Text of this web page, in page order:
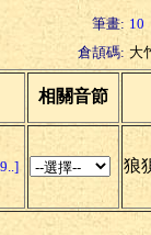
筆畫: 10
倉頡碼: 大
相關音節
狼